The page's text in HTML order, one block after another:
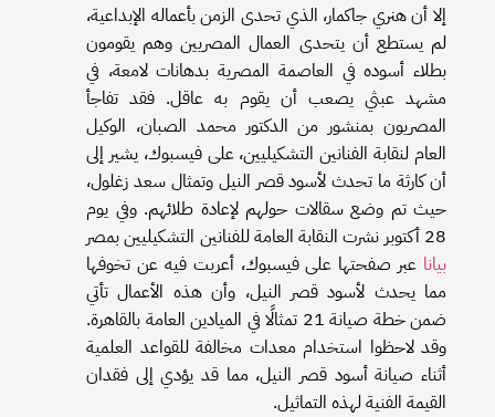
إلا أن هنري جاكمار، الذي تحدى الزمن بأعماله الإبداعية،
لم يستطع أن يتحدى العمال المصريين وهم يقومون
بطلاء أسوده في العاصمة المصرية بدهانات لامعة، في
مشهد عبثي يصعب أن يقوم به عاقل. فقد تفاجأ
المصريون بمنشور من الدكتور محمد الصبان، الوكيل
العام لنقابة الفنانين التشكيليين، على فيسبوك، يشير إلى
أن كارثة ما تحدث لأسود قصر النيل وتمثال سعد زغلول،
حيث تم وضع سقالات حولهم لإعادة طلائهم. وفي يوم
28 أكتوبر نشرت النقابة العامة للفنانين التشكيليين بمصر
بيانا عبر صفحتها على فيسبوك، أعربت فيه عن تخوفها
مما يحدث لأسود قصر النيل، وأن هذه الأعمال تأتي
ضمن خطة صيانة 21 تمثالًا في الميادين العامة بالقاهرة.
وقد لاحظوا استخدام معدات مخالفة للقواعد العلمية
أثناء صيانة أسود قصر النيل، مما قد يؤدي إلى فقدان
القيمة الفنية لهذه التماثيل.